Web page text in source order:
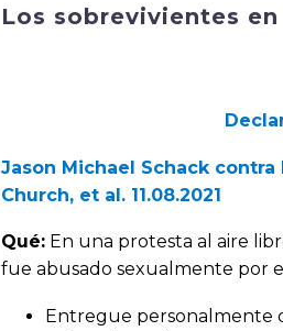
Los sobrevivientes
Jason Michael Schack
Church, et al. 11.08.2021
Qué: En una protesta al aire
fue abusado sexualmente por
Entregue personalmente